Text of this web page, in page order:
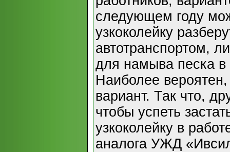
следующем году
узкоколейку
автотранспортом,
для намыва песка
Наиболее
вариант. Так что,
чтобы успеть
узкоколейку в
аналога УЖД